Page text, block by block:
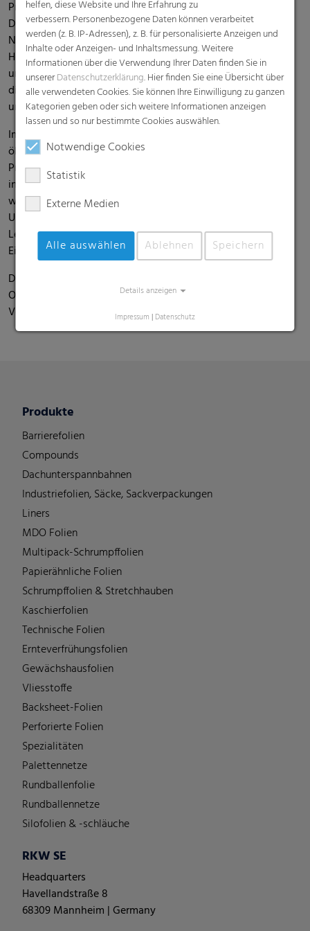
Protokoll Scope 1 & 2 um 50 Prozent bis 2025 zu reduzieren.
Darüber hinaus erläutert der Bericht, wie wir unsere
Nachhaltigkeitsziele, unter Berücksichtigung der
Herausforderungen der Kunststoffbranche erreichen wollen,
und innovative, nachhaltige Folienlösungen entwickeln,
die die Nachhaltigkeitsziele unserer Kunden unterstützen
und gleichzeitig ihre hohen Leistungserwartungen erfüllen.
Im Sinne der RKW-Nachhaltigkeitsziele streben wir den
ökologischen Fußabdruck unserer Produkte und
Produktionsprozesse kontinuierlich zu optimieren. Mit
innovativen und nachhaltigen Produktdesigns optimieren
wir den Ressourcenverbrauch, reduzieren negative
Umweltauswirkungen eines Produkts entlang seines
Lebenszyklus oder erleichtern das Recycling und den
Einsatz von Rezyklaten.
Der RKW Nachhaltigkeitsbericht steht
Onlineversion und als PDF-Dokument zum Download zur
Verfügung.
helfen, diese Website und Ihre Erfahrung zu
verbessern. Personenbezogene Daten können verarbeitet
werden (z. B. IP-Adressen), z. B. für personalisierte Anzeigen und
Inhalte oder Anzeigen- und Inhaltsmessung. Weitere
Informationen über die Verwendung Ihrer Daten finden Sie in
unsererDatenschutzerklärung. Hier finden Sie eine Übersicht über
alle verwendeten Cookies. Sie können Ihre Einwilligung zu ganzen
Kategorien geben oder sich weitere Informationen anzeigen
lassen und so nur bestimmte Cookies auswählen.
Notwendige Cookies
Statistik
Externe Medien
Alle auswählen Ablehnen Speichern
Details anzeigen
Impressum | Datenschutz
Produkte
Barrierefolien
Compounds
Dachunterspannbahnen
Industriefolien, Säcke, Sackverpackungen
Liners
MDO Folien
Multipack-Schrumpffolien
Papierähnliche Folien
Schrumpffolien & Stretchhauben
Kaschierfolien
Technische Folien
Ernteverfrühungsfolien
Gewächshausfolien
Vliesstoffe
Backsheet-Folien
Perforierte Folien
Spezialitäten
Palettennetze
Rundballenfolie
Rundballennetze
Silofolien & -schläuche
RKW SE
Headquarters
Havellandstraße 8
68309 Mannheim | Germany